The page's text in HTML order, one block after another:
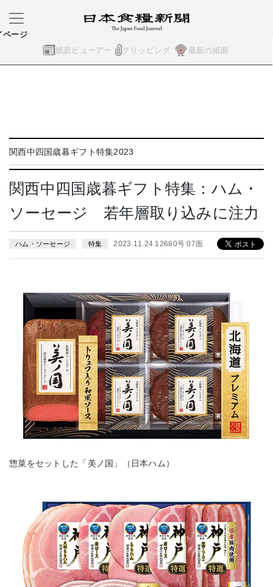
紙面ビューアー クリッピング 最新の紙面
ページ
関西中四国歳暮ギフト特集2023
関西中四国歳暮ギフト特集：ハム・
ソーセージ 若年層取り込みに注力
ハム・ソーセージ 特集 2023.11.24 12680号 07面
惣菜をセットした「美ノ国」（日本ハム）